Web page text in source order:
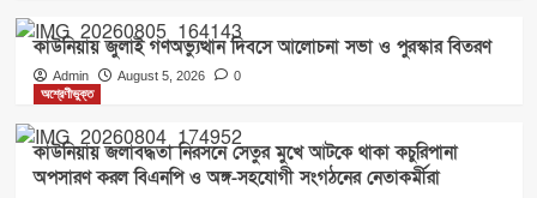
কাউনিয়ায় জুলাই গণঅভ্যুত্থান দিবসে আলোচনা সভা ও পুরস্কার বিতরণ
Admin August 5, 2026
0
অশ্রেণীভুক্ত
কাউনিয়ায় জলাবদ্ধতা নিরসনে সেতুর মুখে আটকে থাকা কচুরিপানা
অপসারণ করল বিএনপি ও অঙ্গ-সহযোগী সংগঠনের নেতাকর্মীরা